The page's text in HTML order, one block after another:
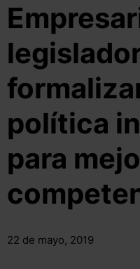
política
para
22 de mayo, 2019